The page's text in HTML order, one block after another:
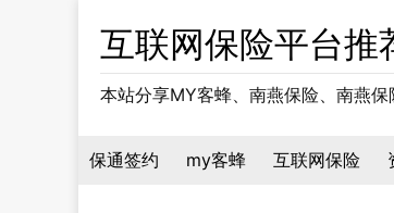
互联网保险平台推
本站分享MY客蜂、南燕保险、南燕
保通签约 my客蜂 互联网保险